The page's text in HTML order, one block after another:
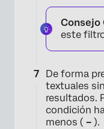
Consejo
este
De forma
textuales
resultados.
condición
menos ( – ).